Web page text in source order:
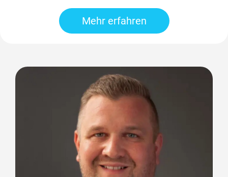
Mehr erfahren